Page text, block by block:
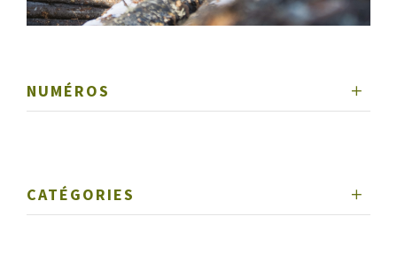
NUMÉROS
CATÉGORIES